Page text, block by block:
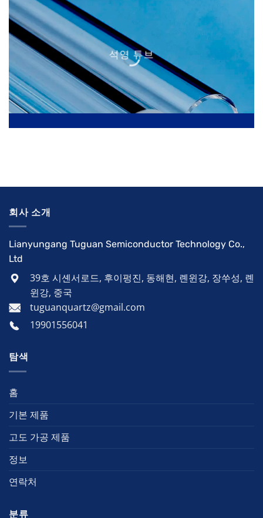
석영 튜브
회사 소개
Lianyungang Tuguan Semiconductor Technology Co.,
Ltd
39호 시셴서로드, 후이펑진, 동해현, 롄윈강, 장쑤성, 롄
윈강, 중국
tuguanquartz@gmail.com
19901556041
탐색
홈
기본 제품
고도 가공 제품
정보
연락처
분류